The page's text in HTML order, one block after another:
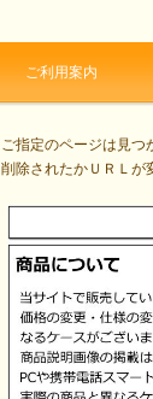
ご利用案内
ご指定のページは見つ
削除されたかＵＲＬが